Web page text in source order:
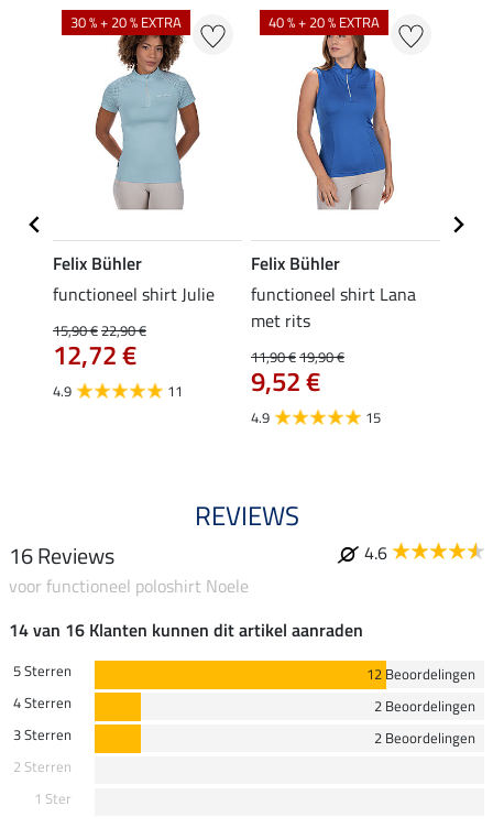
30 % + 20 % EXTRA
Felix Bühler
functioneel shirt Julie
15,90 €22,90 €
12,72 €
4.9 11
40 % + 20 % EXTRA
Felix Bühler
functioneel shirt Lana
met rits
11,90 €19,90 €
9,52 €
4.9 15
REVIEWS
16 Reviews
4.6
voor functioneel poloshirt Noele
14 van 16 Klanten kunnen dit artikel aanraden
5 Sterren
12 Beoordelingen
4 Sterren
2 Beoordelingen
3 Sterren
2 Beoordelingen
2 Sterren
1 Ster